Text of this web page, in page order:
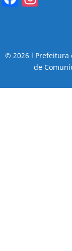
© 2026 l Prefeitura
de